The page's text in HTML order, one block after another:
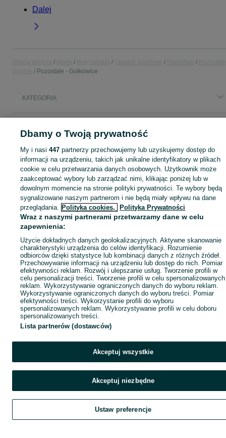
Dalej
Pozostałe - Gołkowice
KATEGORIA
Mapa miejscowości
Mapa ministron
Popularne wyszukiwania
Szukaj Obserwujesz Dodaj Czat
Dbamy o Twoją prywatność
My i nasi447 partnerzy przechowujemy lub uzyskujemy dostęp do
informacji na urządzeniu, takich jak unikalne identyfikatory w plikach
cookie w celu przetwarzania danych osobowych. Użytkownik może
zaakceptować wybory lub zarządzać nimi, klikając poniżej lub w
dowolnym momencie na stronie polityki prywatności. Te wybory będą
sygnalizowane naszym partnerom i nie będą miały wpływu na dane
przeglądania. Polityka cookies, Polityka Prywatności
Wraz z naszymi partnerami przetwarzamy dane w celu
zapewnienia:
Użycie dokładnych danych geolokalizacyjnych. Aktywne skanowanie
charakterystyki urządzenia do celów identyfikacji. Rozumienie
odbiorców dzięki statystyce lub kombinacji danych z różnych źródeł.
Przechowywanie informacji na urządzeniu lub dostęp do nich. Pomiar
efektywności reklam. Rozwój i ulepszanie usług. Tworzenie profili w
celu personalizacji treści. Tworzenie profili w celu spersonalizowanych
reklam. Wykorzystywanie ograniczonych danych do wyboru reklam.
Wykorzystywanie ograniczonych danych do wyboru treści. Pomiar
efektywności treści. Wykorzystanie profili do wyboru
spersonalizowanych reklam. Wykorzystywanie profili w celu doboru
spersonalizowanych treści.
Lista partnerów (dostawców)
Akceptuj wszystkie
Akceptuj niezbędne
Ustaw preferencje